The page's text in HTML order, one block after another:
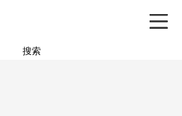
搜索